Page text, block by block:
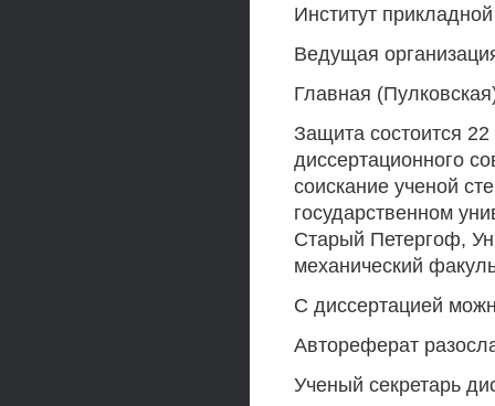
Институт
Ведущая
Главная
Защита состоится
диссертационного
соискание ученой
государственном
Старый Петергоф,
механический
С диссертацией
Автореферат
Ученый секретарь